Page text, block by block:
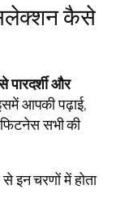
कैसे
पारदर्शी और
आपकी पढ़ाई,
सभी की
इन चरणों में होता